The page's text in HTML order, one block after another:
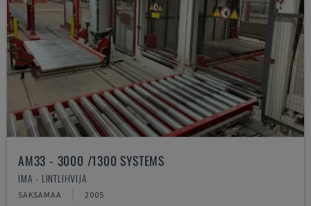
AM33 - 3000 /1300 SYSTEMS
IMA - LINTLIHVIJA
SAKSAMAA 2005